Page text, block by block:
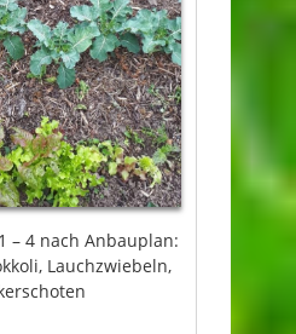
– 4 nach Anbauplan:
Lauchzwiebeln,